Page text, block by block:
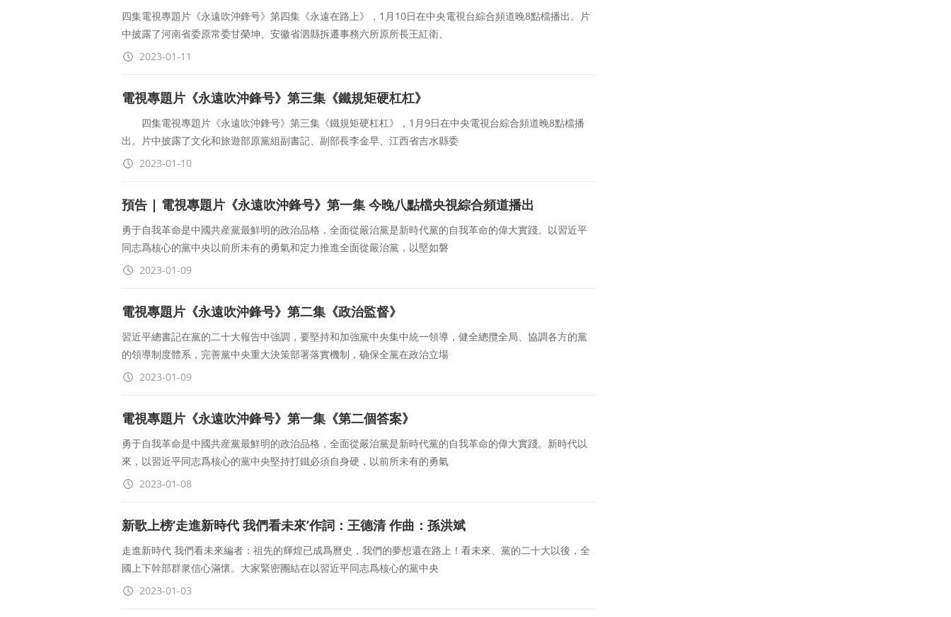
四集電視專題片《永遠吹沖鋒号》第四集《永遠在路上》，1月10日在中央電視台綜合頻道晚8點檔播出。片
中披露了河南省委原常委甘榮坤、安徽省泗縣拆遷事務六所原所長王紅衛、
2023-01-11
電視專題片《永遠吹沖鋒号》第三集《鐵規矩硬杠杠》
四集電視專題片《永遠吹沖鋒号》第三集《鐵規矩硬杠杠》，1月9日在中央電視台綜合頻道晚8點檔播
出。片中披露了文化和旅遊部原黨組副書記、副部長李金早、江西省吉水縣委
2023-01-10
預告 | 電視專題片《永遠吹沖鋒号》第一集 今晚八點檔央視綜合頻道播出
勇于自我革命是中國共産黨最鮮明的政治品格，全面從嚴治黨是新時代黨的自我革命的偉大實踐。以習近平
同志爲核心的黨中央以前所未有的勇氣和定力推進全面從嚴治黨，以堅如磐
2023-01-09
電視專題片《永遠吹沖鋒号》第二集《政治監督》
習近平總書記在黨的二十大報告中強調，要堅持和加強黨中央集中統一領導，健全總攬全局、協調各方的黨
的領導制度體系，完善黨中央重大決策部署落實機制，确保全黨在政治立場
2023-01-09
電視專題片《永遠吹沖鋒号》第一集《第二個答案》
勇于自我革命是中國共産黨最鮮明的政治品格，全面從嚴治黨是新時代黨的自我革命的偉大實踐。新時代以
來，以習近平同志爲核心的黨中央堅持打鐵必須自身硬，以前所未有的勇氣
2023-01-08
新歌上榜‘走進新時代 我們看未來’作詞：王德清 作曲：孫洪斌
走進新時代 我們看未來編者：祖先的輝煌已成爲曆史，我們的夢想還在路上！看未來、黨的二十大以後，全
國上下幹部群衆信心滿懷。大家緊密團結在以習近平同志爲核心的黨中央
2023-01-03